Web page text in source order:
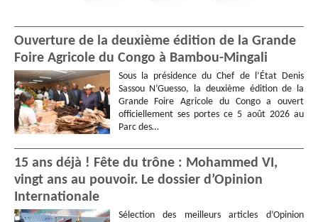
Ouverture de la deuxième édition de la Grande
Foire Agricole du Congo à Bambou-Mingali
Sous la présidence du Chef de l’État Denis
Sassou N’Guesso, la deuxième édition de la
Grande Foire Agricole du Congo a ouvert
officiellement ses portes ce 5 août 2026 au
Parc des…
15 ans déjà ! Fête du trône : Mohammed VI,
vingt ans au pouvoir. Le dossier d’Opinion
Internationale
Sélection des meilleurs articles d’Opinion